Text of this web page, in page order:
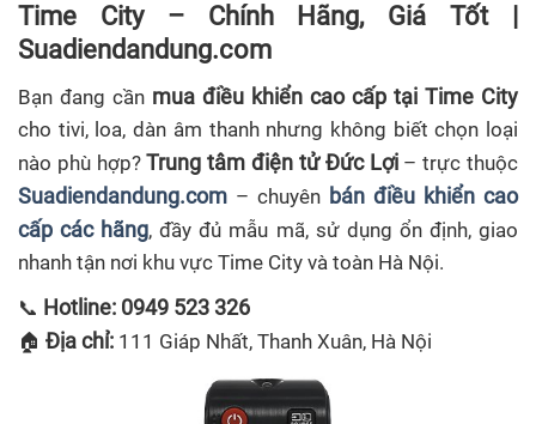
Time City – Chính Hãng, Giá Tốt |
Suadiendandung.com
Bạn đang cần mua điều khiển cao cấp tại Time City
cho tivi, loa, dàn âm thanh nhưng không biết chọn loại
nào phù hợp?Trung tâm điện tử Đức Lợi– trực thuộc
Suadiendandung.com – chuyên bán điều khiển cao
cấp các hãng, đầy đủ mẫu mã, sử dụng ổn định, giao
nhanh tận nơi khu vực Time City và toàn Hà Nội.
📞 Hotline: 0949 523 326
🏠 Địa chỉ: 111 Giáp Nhất, Thanh Xuân, Hà Nội